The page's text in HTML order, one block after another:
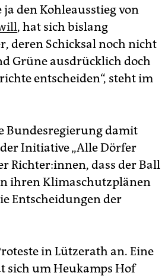
den Kohleausstieg von
, hat sich bislang
deren Schicksal noch nicht
Grüne ausdrücklich doch
entscheiden“, steht im
Bundesregierung damit
Initia­tive „Alle Dörfer
Richter:innen, dass der Ball
ihren Klimaschutzplänen
Entscheidungen der
in Lützerath an. Eine
sich um Heukamps Hof